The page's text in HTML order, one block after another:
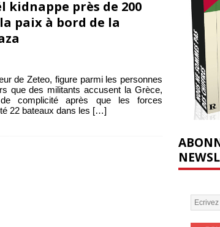
kidnappe près de 200
paix à bord de la
de Zeteo, figure parmi les personnes
que des militants accusent la Grèce,
complicité après que les forces
22 bateaux dans les […]